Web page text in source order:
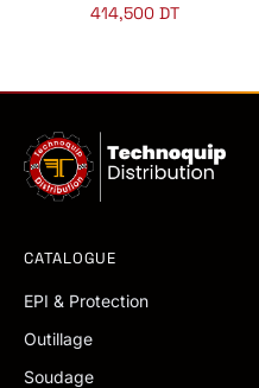
414,500 DT
CATALOGUE
EPI & Protection
Outillage
Soudage